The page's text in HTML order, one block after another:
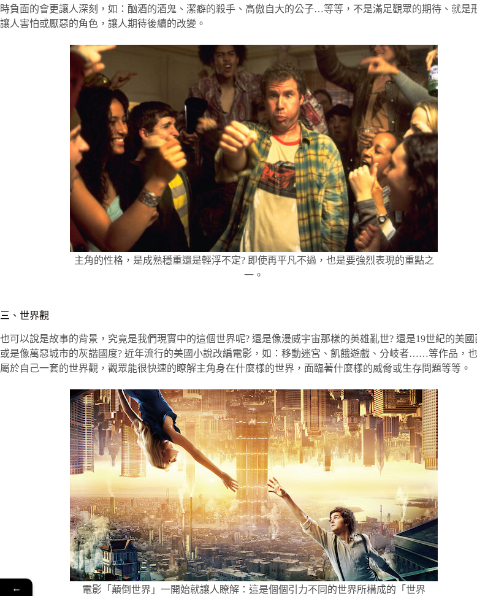
時負面的會更讓人深刻，如：酗酒的酒鬼、潔癖的殺手、高傲自大的公子…等等，不是滿足觀眾的期待、就是
讓人害怕或厭惡的角色，讓人期待後續的改變。
主角的性格，是成熟穩重還是輕浮不定? 即使再平凡不過，也是要強烈表現的重點之
一。
三、世界觀
也可以說是故事的背景，究竟是我們現實中的這個世界呢? 還是像漫威宇宙那樣的英雄亂世? 還是19世紀的美國
或是像萬惡城市的灰諧國度? 近年流行的美國小說改編電影，如：移動迷宮、飢餓遊戲、分岐者……等作品，
屬於自己一套的世界觀，觀眾能很快速的瞭解主角身在什麼樣的世界，面臨著什麼樣的威脅或生存問題等等。
電影「顛倒世界」一開始就讓人瞭解：這是個個引力不同的世界所構成的「世界
←